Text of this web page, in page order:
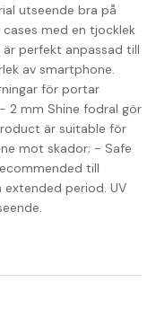
utseende bra på
cases med en tjocklek
perfekt anpassad till
av smartphone.
för portar
2 mm Shine fodral gör
är suitable för
mot skador; - Safe
till
period. UV